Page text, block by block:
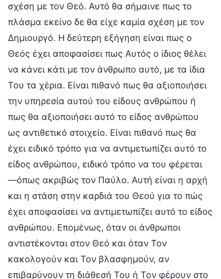
σχέση με τον Θεό. Αυτό θα σήμαινε πως το
πλάσμα εκείνο δε θα είχε καμία σχέση με τον
Δημιουργό. Η δεύτερη εξήγηση είναι πως ο
Θεός έχει αποφασίσει πως Αυτός ο ίδιος θέλει
να κάνει κάτι με τον άνθρωπο αυτό, με τα ίδια
Του τα χέρια. Είναι πιθανό πως θα αξιοποιήσει
την υπηρεσία αυτού του είδους ανθρώπου ή
πως θα αξιοποιήσει αυτό το είδος ανθρώπου
ως αντιθετικό στοιχείο. Είναι πιθανό πως θα
έχει ειδικό τρόπο για να αντιμετωπίζει αυτό το
είδος ανθρώπου, ειδικό τρόπο να του φέρεται
—όπως ακριβώς τον Παύλο. Αυτή είναι η αρχή
και η στάση στην καρδιά του Θεού για το πώς
έχει αποφασίσει να αντιμετωπίζει αυτό το είδος
ανθρώπου. Επομένως, όταν οι άνθρωποι
αντιστέκονται στον Θεό και όταν Τον
κακολογούν και Τον βλασφημούν, αν
επιβαρύνουν τη διάθεσή Του ή Τον φέρουν στο